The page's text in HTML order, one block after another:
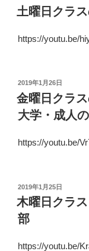
稿
日:
土曜日クラ
https://youtu.be/
投
稿
日:
2019年1月26日
金曜日クラ
大学・成人
https://youtu.be/
投
稿
日:
2019年1月25日
木曜日クラ
部
https://youtu.be/